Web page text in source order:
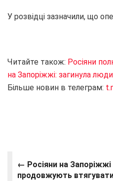
У розвідці зазначили, що
Читайте також: Росіяни
на Запоріжжі: загинула
Більше новин в телеграм:
← Росіяни на Запоріжжі
продовжують